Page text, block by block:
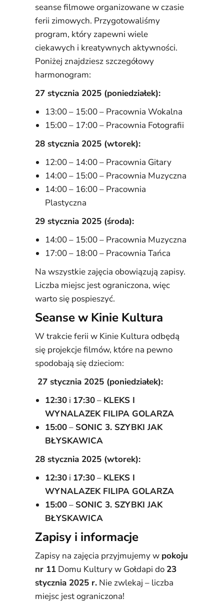
seanse filmowe organizowane w czasie
ferii zimowych. Przygotowaliśmy
program, który zapewni wiele
ciekawych i kreatywnych aktywności.
Poniżej znajdziesz szczegółowy
harmonogram:
27 stycznia 2025 (poniedziałek):
13:00 – 15:00 – Pracownia Wokalna
15:00 – 17:00 – Pracownia Fotografii
28 stycznia 2025 (wtorek):
12:00 – 14:00 – Pracownia Gitary
14:00 – 15:00 – Pracownia Muzyczna
14:00 – 16:00 – Pracownia
Plastyczna
29 stycznia 2025 (środa):
14:00 – 15:00 – Pracownia Muzyczna
17:00 – 18:00 – Pracownia Tańca
Na wszystkie zajęcia obowiązują zapisy.
Liczba miejsc jest ograniczona, więc
warto się pospieszyć.
Seanse w Kinie Kultura
W trakcie ferii w Kinie Kultura odbędą
się projekcje filmów, które na pewno
spodobają się dzieciom:
27 stycznia 2025 (poniedziałek):
12:30 i 17:30– KLEKS I
WYNALAZEK FILIPA GOLARZA
15:00– SONIC 3. SZYBKI JAK
BŁYSKAWICA
28 stycznia 2025 (wtorek):
12:30 i 17:30– KLEKS I
WYNALAZEK FILIPA GOLARZA
15:00– SONIC 3. SZYBKI JAK
BŁYSKAWICA
Zapisy i informacje
Zapisy na zajęcia przyjmujemy w pokoju
nr 11 Domu Kultury w Gołdapi do 23
stycznia 2025 r. Nie zwlekaj – liczba
miejsc jest ograniczona!